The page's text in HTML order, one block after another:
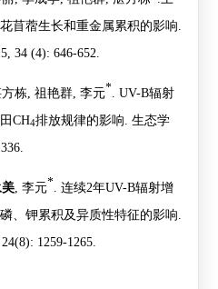
苜蓿生长和重金属累积的影响
34 (4): 646-652.
栋 祖艳群, 李元* . UV-B辐射
CH4排放规律的影响 生态学
, 李元* 连续2年UV-B辐射增
、钾累积及异质性特征的影响
24(8): 1259-1265.